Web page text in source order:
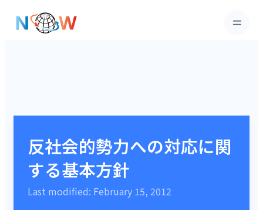
反社会的勢力への対応に関
する基本方針
Last modified: February 15, 2012